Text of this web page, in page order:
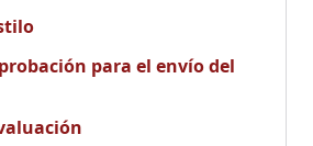
para el envío del